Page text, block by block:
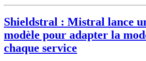
Shieldstral : Mistral lance
modèle pour adapter la
chaque service